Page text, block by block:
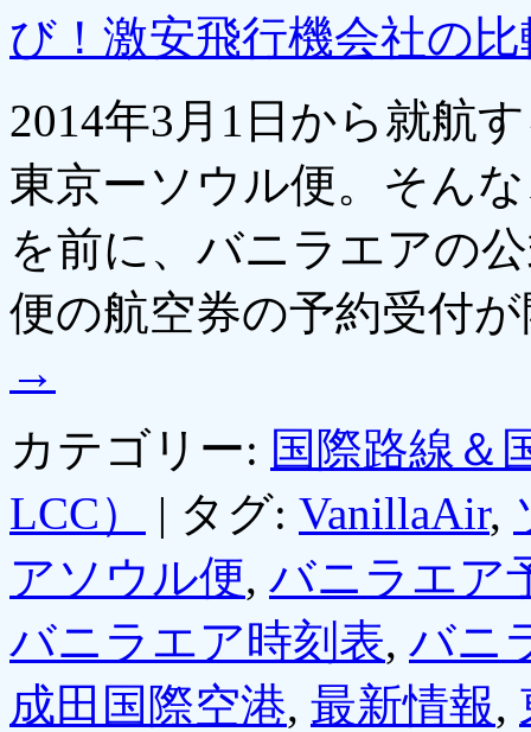
び！激安飛行機会社の
2014年3月1日から就航
東京ーソウル便。そん
を前に、バニラエアの
便の航空券の予約受付
→
カテゴリー: 国際路線＆
LCC）
| タグ: VanillaAir,
アソウル便, バニラエア
バニラエア時刻表, バニ
成田国際空港, 最新情報,